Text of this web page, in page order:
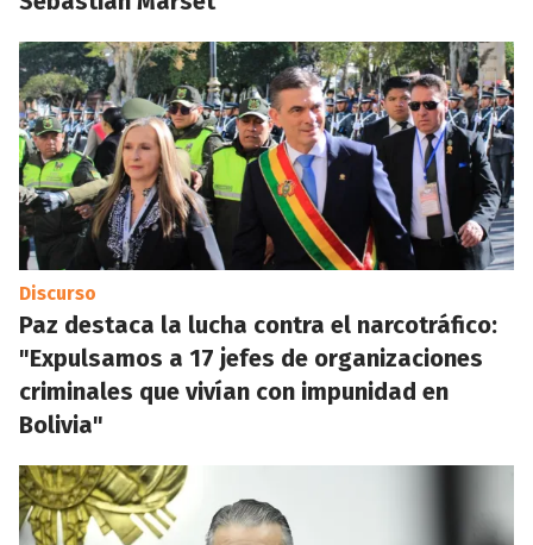
Discurso
Paz destaca la lucha contra el narcotráfico:
"Expulsamos a 17 jefes de organizaciones
criminales que vivían con impunidad en
Bolivia"